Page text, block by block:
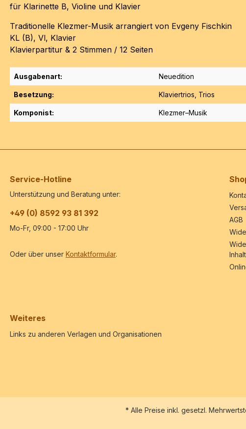
für Klarinette B, Violine und Klavier
Traditionelle Klezmer-Musik arrangiert von Evgeny Fischkin
KL (B), Vl, Klavier
Klavierpartitur & 2 Stimmen / 12 Seiten
Ausgabenart: Neuedition
Besetzung: Klaviertrios , Trios
Komponist: Klezmer–Musik
Service-Hotline
Unterstützung und Beratung unter:
+49 (0) 8592 93 81 392
Mo-Fr, 09:00 - 17:00 Uhr
Oder über unser Kontaktformular.
AGB
Weiteres
Links zu anderen Verlagen und Organisationen
* Alle Preise inkl. gesetzl.